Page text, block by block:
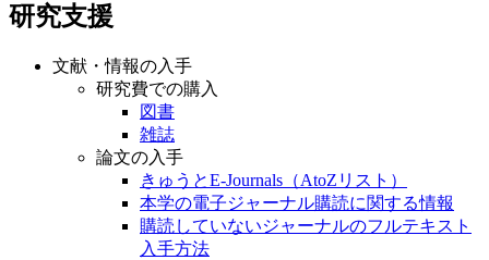
研究支援
文献・情報の入手
研究費での購入
図書
雑誌
論文の入手
きゅうとE-Journals（AtoZリスト）
本学の電子ジャーナル購読に関する情報
購読していないジャーナルのフルテキスト
入手方法